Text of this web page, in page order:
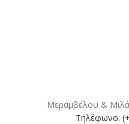
Μεραμβέλου &
Τηλέφωνο: